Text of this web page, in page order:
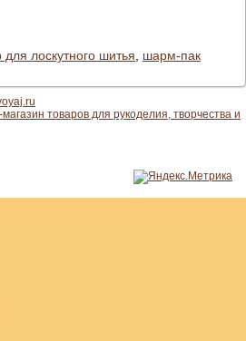
для лоскутного шитья шарм-пак
товаров для рукоделия, творчества и